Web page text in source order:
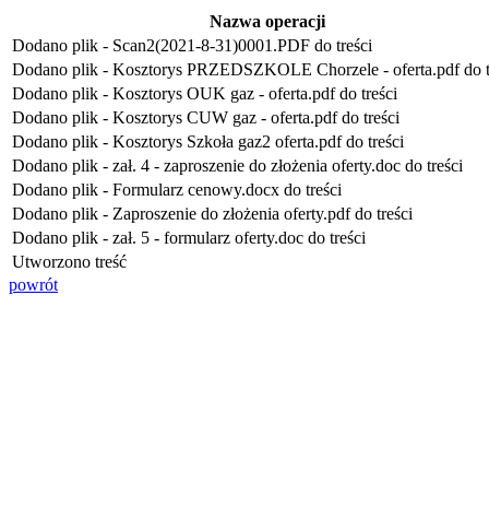
Nazwa operacji
Dodano plik - Scan2(2021-8-31)0001.PDF do treści
Dodano plik - Kosztorys PRZEDSZKOLE Chorzele - oferta.pdf do
Dodano plik - Kosztorys OUK gaz - oferta.pdf do treści
Dodano plik - Kosztorys CUW gaz - oferta.pdf do treści
Dodano plik - Kosztorys Szkoła gaz2 oferta.pdf do treści
Dodano plik - zał. 4 - zaproszenie do złożenia oferty.doc do treści
Dodano plik - Formularz cenowy.docx do treści
Dodano plik - Zaproszenie do złożenia oferty.pdf do treści
Dodano plik - zał. 5 - formularz oferty.doc do treści
Utworzono treść
powrót